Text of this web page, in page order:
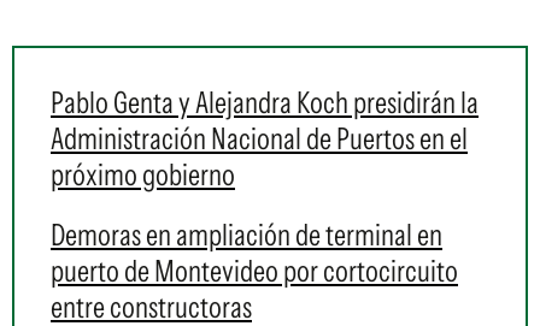
Pablo Genta y Alejandra Koch presidirán la
Administración Nacional de Puertos en el
próximo gobierno
Demoras en ampliación de terminal en
puerto de Montevideo por cortocircuito
entre constructoras